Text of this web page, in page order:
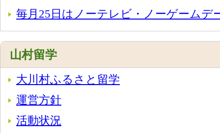
毎月25日はノーテレビ・ノーゲームデ
山村留学
大川村ふるさと留学
運営方針
活動状況